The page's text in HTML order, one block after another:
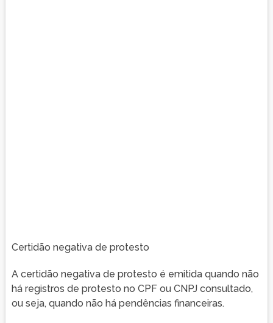
Certidão negativa de protesto
A certidão negativa de protesto é emitida quando não
há registros de protesto no CPF ou CNPJ consultado,
ou seja, quando não há pendências financeiras.